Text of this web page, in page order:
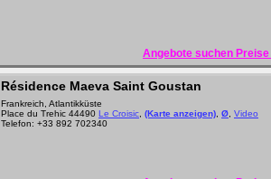
Angebote suchen
Résidence Maeva Saint Goustan
Frankreich, Atlantikküste
Place du Trehic 44490 Le Croisic (Karte anzeigen) Ø Video
Telefon: +33 892 702340